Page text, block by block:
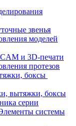
звенья
моделей
и 3D-печати
протезов
боксы
вытяжки, боксы
серии
системы